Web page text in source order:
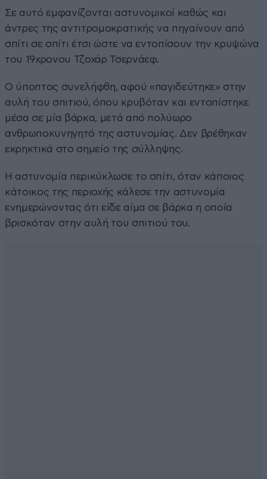
Σε αυτό εμφανίζονται αστυνομικοί καθώς και
άντρες της αντιτρομοκρατικής να πηγαίνουν από
σπίτι σε σπίτι έτσι ώστε να εντοπίσουν την κρυψώνα
του 19χρονου Τζοχάρ Τσερνάεφ.
Ο ύποπτος συνελήφθη, αφού «παγιδεύτηκε» στην
αυλή του σπιτιού, όπου κρυβόταν και εντοπίστηκε
μέσα σε μία βάρκα, μετά από πολύωρο
ανθρωποκυνηγητό της αστυνομίας. Δεν βρέθηκαν
εκρηκτικά στο σημείο της σύλληψης.
Η αστυνομία περικύκλωσε το σπίτι, όταν κάποιος
κάτοικος της περιοχής κάλεσε την αστυνομία
ενημερώνοντας ότι είδε αίμα σε βάρκα η οποία
βρισκόταν στην αυλή του σπιτιού του.